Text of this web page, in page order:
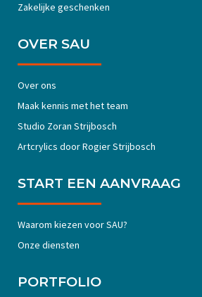
Zakelijke geschenken
OVER SAU
Over ons
Maak kennis met het team
Studio Zoran Strijbosch
Artcrylics door Rogier Strijbosch
START EEN AANVRAAG
Waarom kiezen voor SAU?
Onze diensten
PORTFOLIO